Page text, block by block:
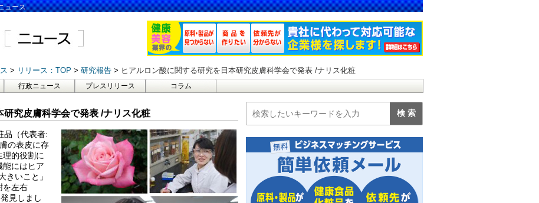
ュース
リリース：TOP 研究報告 ヒアルロン酸に関する研究を日本研究皮膚科学会で発表 /ナリス化粧
行政ニュース プレスリリース コラム
究皮膚科学会で発表 /ナリス化粧
品（代表者:
の表皮に存
的役割に
能にはヒア
きいこと」
を左右
見しまし